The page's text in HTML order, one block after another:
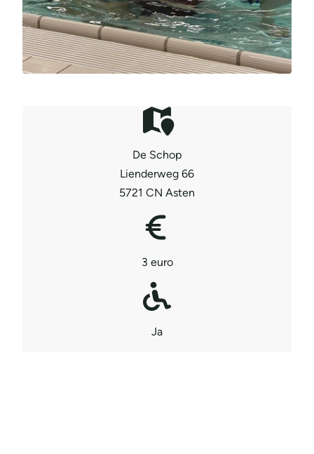
De Schop
Lienderweg 66
5721 CN Asten
3 euro
Ja